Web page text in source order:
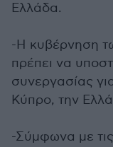
Ελλάδα.
-Η κυβέρνηση
πρέπει να
συνεργασίας
Κύπρο, την
-Σύμφωνα με τις